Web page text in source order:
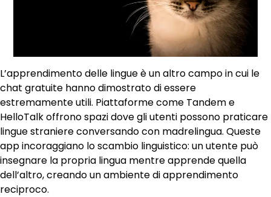
L’apprendimento delle lingue è un altro campo in cui le
chat gratuite hanno dimostrato di essere
estremamente utili. Piattaforme come Tandem e
HelloTalk offrono spazi dove gli utenti possono praticare
lingue straniere conversando con madrelingua. Queste
app incoraggiano lo scambio linguistico: un utente può
insegnare la propria lingua mentre apprende quella
dell’altro, creando un ambiente di apprendimento
reciproco.